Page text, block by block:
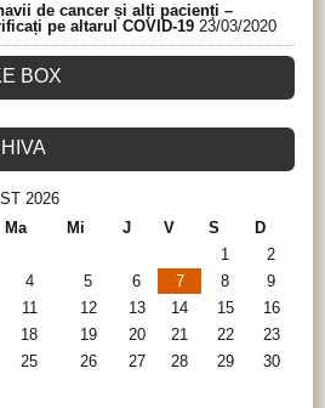
de cancer și alți pacienți –
pe altarul COVID-19 23/03/2020
BOX
2026
Ma Mi J V S
D
1
2
4 5 6 7 8
9
11 12 13 14 15
16
18 19 20 21 22
23
25 26 27 28 29
30